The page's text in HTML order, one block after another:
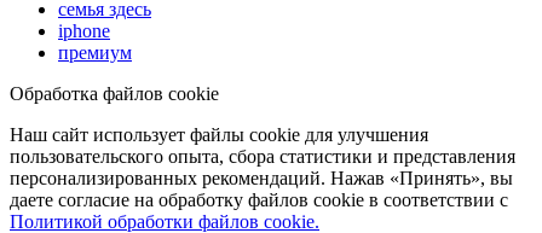
семья здесь
iphone
премиум
Обработка файлов cookie
Наш сайт использует файлы cookie для улучшения
пользовательского опыта, сбора статистики и представления
персонализированных рекомендаций. Нажав «Принять», вы
даете согласие на обработку файлов cookie в соответствии с
Политикой обработки файлов cookie.